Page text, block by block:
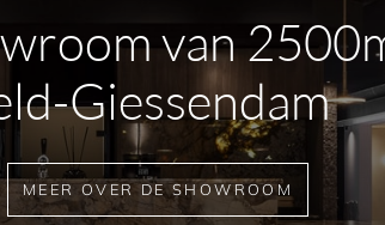
van
Giessendam
MEER OVER DE SHOWROOM